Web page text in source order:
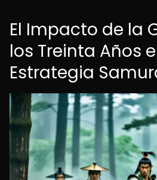
El Impacto de la
los Treinta Años
Estrategia